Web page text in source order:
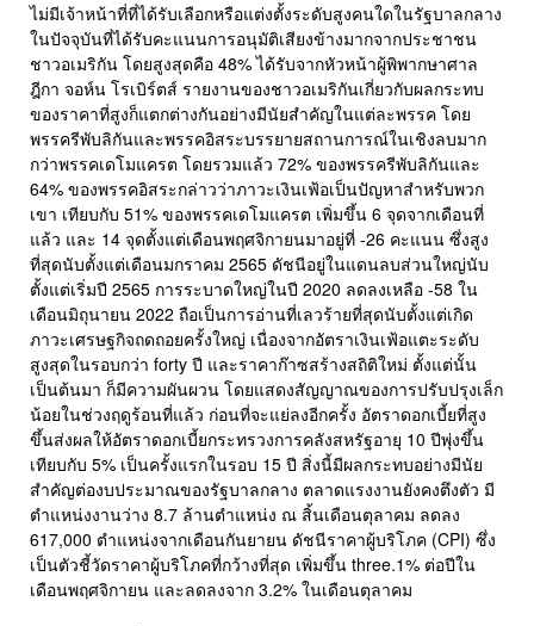
ไม่มีเจ้าหน้าที่ที่ได้รับเลือกหรือแต่งตั้งระดับสูงคนใดในรัฐบาลกลาง
ในปัจจุบันที่ได้รับคะแนนการอนุมัติเสียงข้างมากจากประชาชน
ชาวอเมริกัน โดยสูงสุดคือ 48% ได้รับจากหัวหน้าผู้พิพากษาศาล
ฎีกา จอห์น โรเบิร์ตส์ รายงานของชาวอเมริกันเกี่ยวกับผลกระทบ
ของราคาที่สูงก็แตกต่างกันอย่างมีนัยสำคัญในแต่ละพรรค โดย
พรรครีพับลิกันและพรรคอิสระบรรยายสถานการณ์ในเชิงลบมาก
กว่าพรรคเดโมแครต โดยรวมแล้ว 72% ของพรรครีพับลิกันและ
64% ของพรรคอิสระกล่าวว่าภาวะเงินเฟ้อเป็นปัญหาสำหรับพวก
เขา เทียบกับ 51% ของพรรคเดโมแครต เพิ่มขึ้น 6 จุดจากเดือนที่
แล้ว และ 14 จุดตั้งแต่เดือนพฤศจิกายนมาอยู่ที่ -26 คะแนน ซึ่งสูง
ที่สุดนับตั้งแต่เดือนมกราคม 2565 ดัชนีอยู่ในแดนลบส่วนใหญ่นับ
ตั้งแต่เริ่มปี 2565 การระบาดใหญ่ในปี 2020 ลดลงเหลือ -58 ใน
เดือนมิถุนายน 2022 ถือเป็นการอ่านที่เลวร้ายที่สุดนับตั้งแต่เกิด
ภาวะเศรษฐกิจถดถอยครั้งใหญ่ เนื่องจากอัตราเงินเฟ้อแตะระดับ
สูงสุดในรอบกว่า forty ปี และราคาก๊าซสร้างสถิติใหม่ ตั้งแต่นั้น
เป็นต้นมา ก็มีความผันผวน โดยแสดงสัญญาณของการปรับปรุงเล็ก
น้อยในช่วงฤดูร้อนที่แล้ว ก่อนที่จะแย่ลงอีกครั้ง อัตราดอกเบี้ยที่สูง
ขึ้นส่งผลให้อัตราดอกเบี้ยกระทรวงการคลังสหรัฐอายุ 10 ปีพุ่งขึ้น
เทียบกับ 5% เป็นครั้งแรกในรอบ 15 ปี สิ่งนี้มีผลกระทบอย่างมีนัย
สำคัญต่องบประมาณของรัฐบาลกลาง ตลาดแรงงานยังคงตึงตัว มี
ตำแหน่งงานว่าง 8.7 ล้านตำแหน่ง ณ สิ้นเดือนตุลาคม ลดลง
617,000 ตำแหน่งจากเดือนกันยายน ดัชนีราคาผู้บริโภค (CPI) ซึ่ง
เป็นตัวชี้วัดราคาผู้บริโภคที่กว้างที่สุด เพิ่มขึ้น three.1% ต่อปีใน
เดือนพฤศจิกายน และลดลงจาก 3.2% ในเดือนตุลาคม